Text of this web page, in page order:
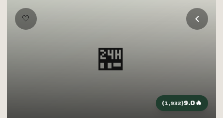
تخطي إلى المحتوى الرئيسي
🏪
🤍
🔥
9.0
(
1,932
)